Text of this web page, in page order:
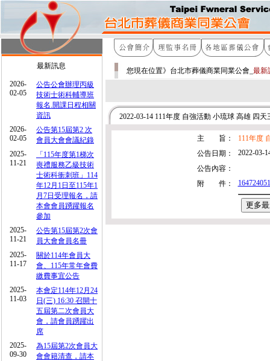
最新訊息
2026-
02-05
公告公會辦理丙級
技術士術科輔導班
報名.開課日程相關
資訊
2026-
02-05
公告第15屆第2 次
會員大會會議紀錄
2025-
11-21
「115年度第1梯次
喪禮服務乙級技術
士術科衝刺班」114
年12月1日至115年1
月7日受理報名，請
本會會員踴躍報名
參加
2025-
11-21
公告第15屆第2次會
員大會會員名冊
2025-
11-17
關於114年會員大
會、115年常年會費
繳費事宜公告
2025-
11-03
本會定114年12月24
日(三) 16:30 召開十
五屆第二次會員大
會，請會員踴躍出
席
2025-
09-30
為15屆第2次會員大
會會籍清查，請本
您現在位置》台北市葬儀商業同業公會_ 最新
2022-03-14 111年度 自強活動 小琉球 高雄 四天
主 旨：
111年度
公告日期：
2022-03-
公告內容：
附 件：